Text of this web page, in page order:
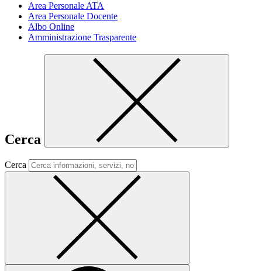
Area Personale ATA
Area Personale Docente
Albo Online
Amministrazione Trasparente
Cerca
Cerca